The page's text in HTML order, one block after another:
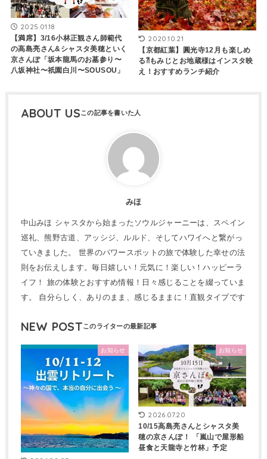
2025.01.18
【満席】3/16小林正観さん師範代
の高島亮さん&シャスタ美穂といく
京さんぽ「坂本龍馬のお墓参り〜
八坂神社〜祇園白川〜SOUSOU」
2020.10.21
【京都紅葉】圓光寺12月も楽しめ
る⁈もみじとお地蔵様はインスタ映
え！おすすめランチ紹介
ABOUT US
みほ
中山みほ シャスタから始まったソウルジャーニーは、スペイン
巡礼、熊野古道、アッシジ、ルルド、そしてハワイへと繋がっ
ていきました。 世界のパワースポットの旅で体験した幸せの法
則をお伝えします。毎日嬉しい！元気に！楽しい！ハッピーラ
イフ！ 旅の体験とおすすめ情報！日々感じることを綴っていま
す。 自分らしく、ありのまま、感じるままに！直観タイプです
NEW POST
お知らせ お知らせ
2026.07.20
10/15高島亮さんとシャスタ美
穂の京さんぽ！ 「嵐山で屋形船
昼食と天龍寺と竹林」予定